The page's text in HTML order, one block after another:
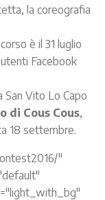
la coreografia
è il 31 luglio
Facebook
San Vito Lo Capo
di Cous Cous,
18 settembre.
"